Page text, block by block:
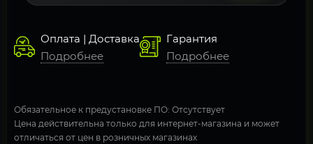
Оплата | Доставка
Подробнее
Гарантия
Подробнее
Обязательное к предустановке ПО: Отсутствует
Цена действительна только для интернет-магазина и может
отличаться от цен в розничных магазинах